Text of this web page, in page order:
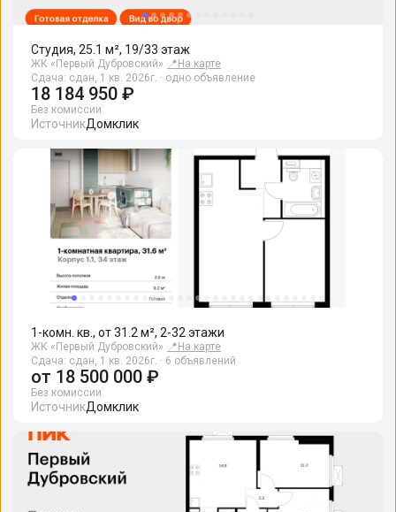
Студия, 25.1 м², 19/33 этаж
ЖК «Первый Дубровский» 📍 На карте
Сдача: сдан, 1 кв. 2026г. · одно объявление
18 184 950 ₽
Без комиссии
ИсточникДомклик
1-комн. кв., от 31.2 м², 2-32 этажи
ЖК «Первый Дубровский» 📍 На карте
Сдача: сдан, 1 кв. 2026г. · 6 объявлений
от 18 500 000 ₽
Без комиссии
ИсточникДомклик